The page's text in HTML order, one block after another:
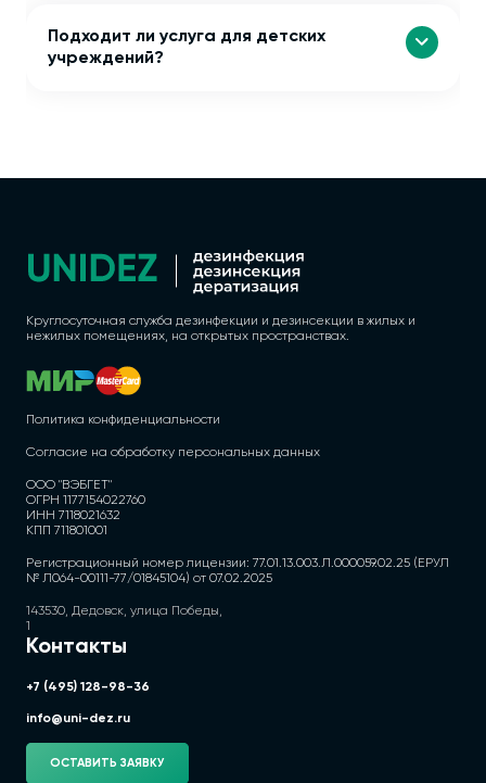
Подходит ли услуга для детских
учреждений?
Круглосуточная служба дезинфекции и дезинсекции в жилых и
нежилых помещениях, на открытых пространствах.
Политика конфиденциальности
Согласие на обработку персональных данных
ООО "ВЭБГЕТ"
ОГРН 1177154022760
ИНН 7118021632
КПП 711801001
Регистрационный номер лицензии: 77.01.13.003.Л.000059.02.25 (ЕРУЛ
№ Л064-00111-77/01845104) от 07.02.2025
143530, Дедовск, улица Победы,
1
Контакты
+7 (495) 128-98-36
info@uni-dez.ru
ОСТАВИТЬ ЗАЯВКУ